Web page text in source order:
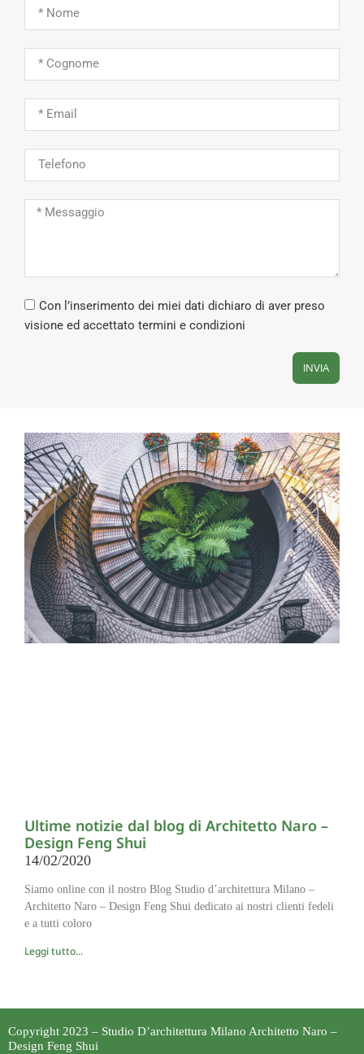
Con l’inserimento dei miei dati dichiaro di aver preso
visione ed accettato termini e condizioni
INVIA
Ultime notizie dal blog di Architetto Naro –
Design Feng Shui
14/02/2020
Siamo online con il nostro Blog Studio d’architettura Milano –
Architetto Naro – Design Feng Shui dedicato ai nostri clienti fedeli
e a tutti coloro
Leggi tutto...
Copyright 2023 – Studio D’architettura Milano Architetto Naro –
Design Feng Shui